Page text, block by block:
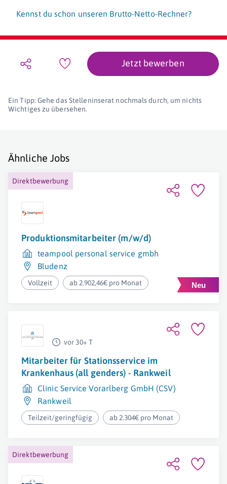
Kennst du schon unseren Brutto-Netto-Rechner?
Jetzt bewerben
Ein Tipp: Gehe das Stelleninserat nochmals durch, um nichts
Wichtiges zu übersehen.
Ähnliche Jobs
Direktbewerbung
Produktionsmitarbeiter (m/w/d)
teampool personal service gmbh
Bludenz
Vollzeit ab 2.902,46€ pro Monat
vor 30+ T
Mitarbeiter für Stationsservice im
Krankenhaus (all genders) - Rankweil
Clinic Service Vorarlberg GmbH (CSV)
Rankweil
Teilzeit/geringfügig ab 2.304€ pro Monat
Direktbewerbung